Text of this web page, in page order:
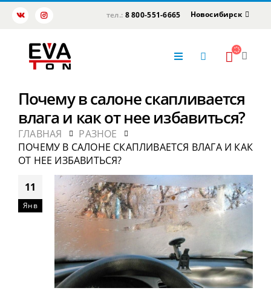
тел.: 8 800-551-6665 Новосибирск
Почему в салоне скапливается
влага и как от нее избавиться?
ГЛАВНАЯ
РАЗНОЕ
ПОЧЕМУ В САЛОНЕ СКАПЛИВАЕТСЯ ВЛАГА И КАК
ОТ НЕЕ ИЗБАВИТЬСЯ?
11
Янв